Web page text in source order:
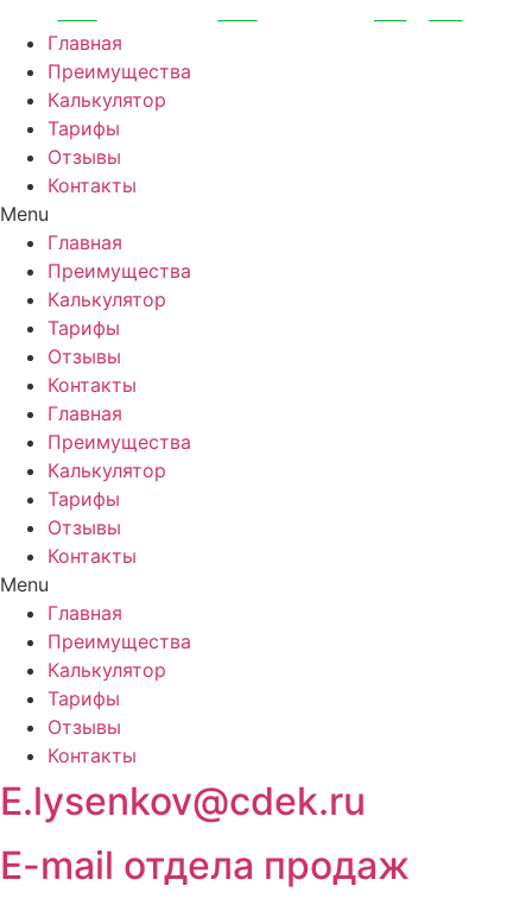
Перейти
содержимому
Главная
Преимущества
Калькулятор
Тарифы
Отзывы
Контакты
Menu
Главная
Преимущества
Калькулятор
Тарифы
Отзывы
Контакты
Главная
Преимущества
Калькулятор
Тарифы
Отзывы
Контакты
Menu
Главная
Преимущества
Калькулятор
Тарифы
Отзывы
Контакты
E.lysenkov@cdek.ru
E-mail отдела продаж